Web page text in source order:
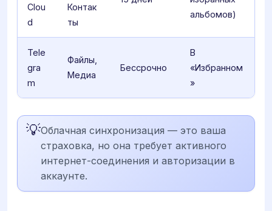
Clou
d
Контак
ты
альбомов)
Tele
gra
m
Файлы,
Медиа
Бессрочно
В
«Избранном
»
💡Облачная синхронизация — это ваша
страховка, но она требует активного
интернет-соединения и авторизации в
аккаунте.